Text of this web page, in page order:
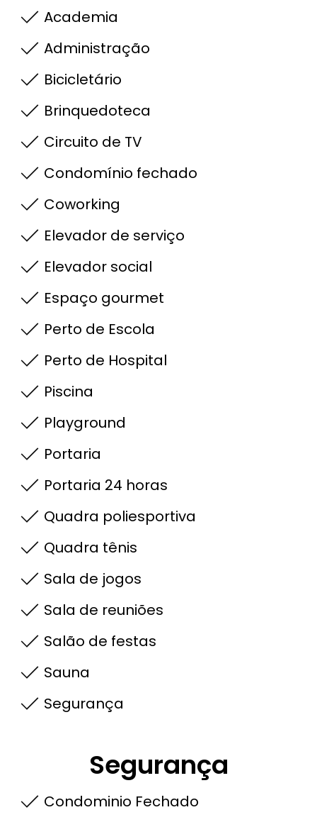
Academia
Administração
Bicicletário
Brinquedoteca
Circuito de TV
Condomínio fechado
Coworking
Elevador de serviço
Elevador social
Espaço gourmet
Perto de Escola
Perto de Hospital
Piscina
Playground
Portaria
Portaria 24 horas
Quadra poliesportiva
Quadra tênis
Sala de jogos
Sala de reuniões
Salão de festas
Sauna
Segurança
Segurança
Condominio Fechado